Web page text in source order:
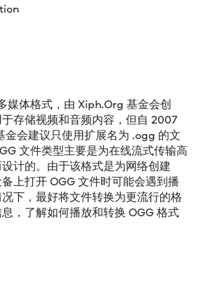
媒体格式，由 Xiph.Org 基金会创
存储视频和音频内容，但自 2007
金会建议只使用扩展名为 .ogg 的文
文件类型主要是为在线流式传输高
计的。由于该格式是为网络创建
上打开 OGG 文件时可能会遇到播
下，最好将文件转换为更流行的格
，了解如何播放和转换 OGG 格式